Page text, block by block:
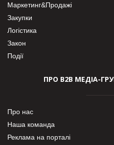
Маркетинг&Продажі
Закупки
Логістика
Закон
Події
ПРО В2В МЕДІА-
Про нас
Наша команда
Реклама на порталі